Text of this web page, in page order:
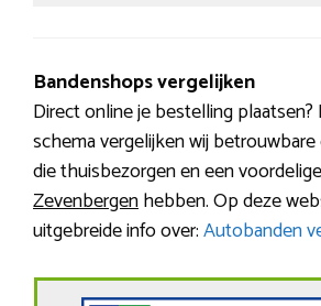
Bandenshops vergelijken
Direct online je bestelling
schema vergelijken wij betrouwbare
die thuisbezorgen en een voordelige
Zevenbergenhebben. Op deze
uitgebreide info over:Autobanden